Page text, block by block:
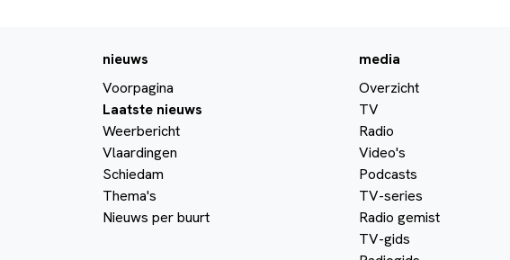
nieuws
Voorpagina
Laatste nieuws
Weerbericht
Vlaardingen
Schiedam
Thema's
Nieuws per buurt
media
Overzicht
TV
Radio
Video's
Podcasts
TV-series
Radio gemist
TV-gids